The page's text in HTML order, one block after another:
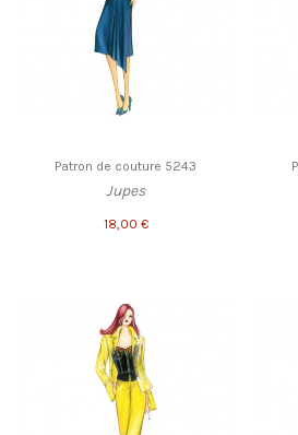
Patron de couture 5243
Jupes
18,00 €